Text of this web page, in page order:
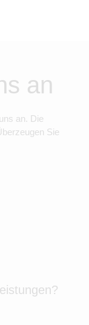
an
an. Die
Sie